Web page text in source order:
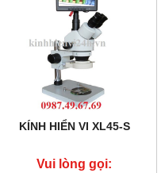
KÍNH HIỂN VI XL45-S
Vui lòng gọi: